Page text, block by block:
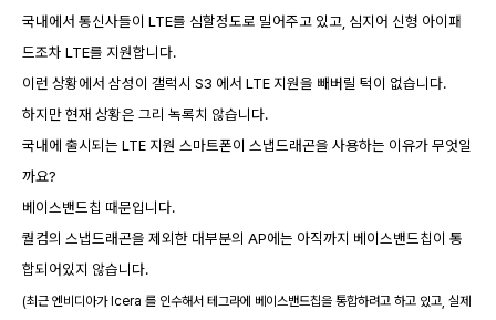
국내에서 통신사들이 LTE를 심할정도로 밀어주고 있고, 심지어 신형 아이패
드조차 LTE를 지원합니다.
이런 상황에서 삼성이 갤럭시 S3 에서 LTE 지원을 빼버릴 턱이 없습니다.
하지만 현재 상황은 그리 녹록치 않습니다.
국내에 출시되는 LTE 지원 스마트폰이 스냅드래곤을 사용하는 이유가 무엇일
까요?
베이스밴드칩 때문입니다.
퀄컴의 스냅드래곤을 제외한 대부분의 AP에는 아직까지 베이스밴드칩이 통
합되어있지 않습니다.
(최근 엔비디아가 Icera 를 인수해서 테그라에 베이스밴드칩을 통합하려고 하고 있고, 실제